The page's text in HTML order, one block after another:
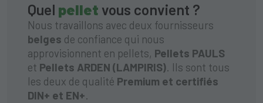
Quel pellet vous convient ?
Nous travaillons avec deux fournisseurs
belges de confiance qui nous
approvisionnent en pellets, Pellets PAULS
et Pellets ARDEN (LAMPIRIS). Ils sont tous
les deux de qualité Premium et certifiés
DIN+ et EN+.